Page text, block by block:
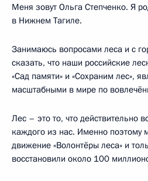
Меня зовут Ольга Степченко. Я
в Нижнем Тагиле.
Занимаюсь вопросами леса и с
сказать, что наши российские
«Сад памяти» и «Сохраним лес»,
масштабными в мире по
Лес – это то, что действительно
каждого из нас. Именно поэтому
движение «Волонтёры леса» и
восстановили около 100